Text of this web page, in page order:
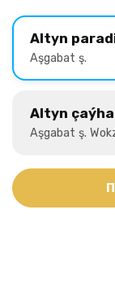
Altyn
Aşgabat ş.
Altyn
Aşgabat ş.